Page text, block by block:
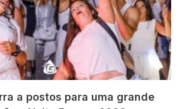
a postos para uma grande